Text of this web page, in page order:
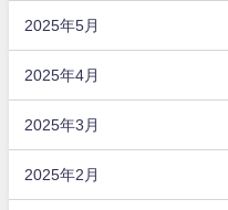
2025年5月
2025年4月
2025年3月
2025年2月